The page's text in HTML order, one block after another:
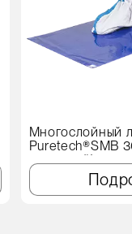
Многослойный
Puretech®SMB
см, синий)